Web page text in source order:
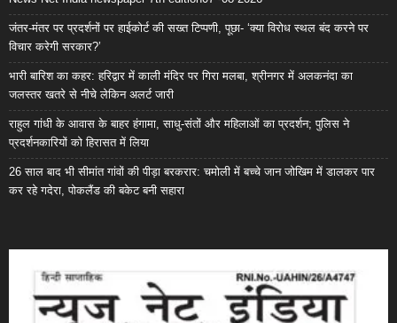
जंतर-मंतर पर प्रदर्शनों पर हाईकोर्ट की सख्त टिप्पणी, पूछा- ‘क्या विरोध स्थल बंद करने पर
विचार करेगी सरकार?’
भारी बारिश का कहर: हरिद्वार में काली मंदिर पर गिरा मलबा, श्रीनगर में अलकनंदा का
जलस्तर खतरे से नीचे लेकिन अलर्ट जारी
राहुल गांधी के आवास के बाहर हंगामा, साधु-संतों और महिलाओं का प्रदर्शन; पुलिस ने
प्रदर्शनकारियों को हिरासत में लिया
26 साल बाद भी सीमांत गांवों की पीड़ा बरकरार: चमोली में बच्चे जान जोखिम में डालकर पार
कर रहे गदेरा, पोकलैंड की बकेट बनी सहारा